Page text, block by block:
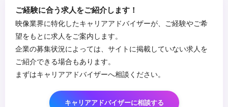
ご経験に合う求人をご紹介します！
映像業界に特化したキャリアアドバイザーが、ご経験やご希
望をもとに求人をご案内します。
企業の募集状況によっては、サイトに掲載していない求人を
ご紹介できる場合もあります。
まずはキャリアアドバイザーへ相談ください。
キャリアアドバイザーに相談する